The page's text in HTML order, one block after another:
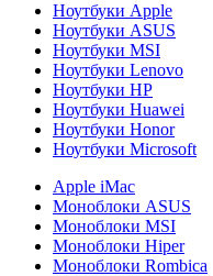
Ноутбуки Apple
Ноутбуки ASUS
Ноутбуки MSI
Ноутбуки Lenovo
Ноутбуки HP
Ноутбуки Huawei
Ноутбуки Honor
Ноутбуки Microsoft
Apple iMac
Моноблоки ASUS
Моноблоки MSI
Моноблоки Hiper
Моноблоки Rombica